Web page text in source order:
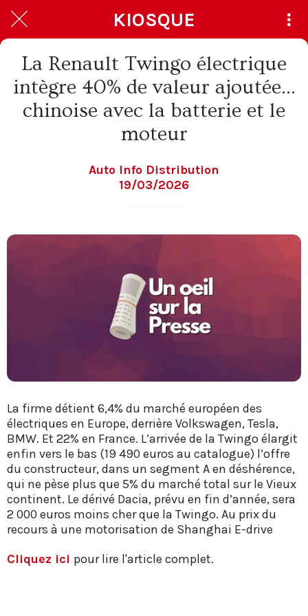
KIOSQUE
La Renault Twingo électrique
intègre 40% de valeur ajoutée…
chinoise avec la batterie et le
moteur
Auto Info Distribution
19/03/2026
La firme détient 6,4% du marché européen des
électriques en Europe, derrière Volkswagen, Tesla,
BMW. Et 22% en France. L’arrivée de la Twingo élargit
enfin vers le bas (19 490 euros au catalogue) l’offre
du constructeur, dans un segment A en déshérence,
qui ne pèse plus que 5% du marché total sur le Vieux
continent. Le dérivé Dacia, prévu en fin d’année, sera
2 000 euros moins cher que la Twingo. Au prix du
recours à une motorisation de Shanghai E-drive
Cliquez ici pour lire l'article complet.